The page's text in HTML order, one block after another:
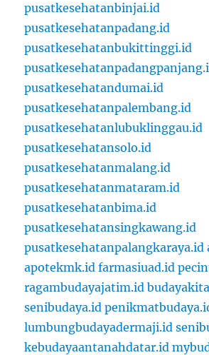
pusatkesehatanbinjai.id
pusatkesehatanpadang.id
pusatkesehatanbukittinggi.id
pusatkesehatandumai.id
pusatkesehatanpalembang.id
pusatkesehatanlubuklinggau.id
pusatkesehatansolo.id
pusatkesehatanmalang.id
pusatkesehatanmataram.id
pusatkesehatanbima.id
pusatkesehatansingkawang.id
pusatkesehatanpalangkaraya.id
apotekmk.id farmasiuad.id
ragambudayajatim.id
senibudaya.id
lumbungbudayadermaji.id
kebudayaantanahdatar.id